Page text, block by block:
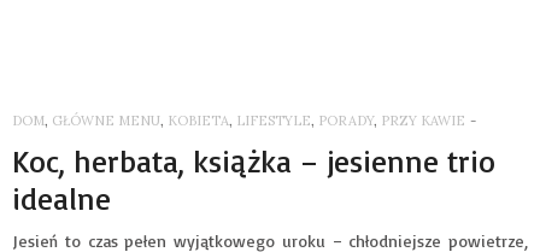
DOM, GŁÓWNE MENU, KOBIETA, LIFESTYLE, PORADY, PRZY KAWIE -
Koc, herbata, książka – jesienne trio
idealne
Jesień to czas pełen wyjątkowego uroku – chłodniejsze powietrze,